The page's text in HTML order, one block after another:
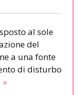
al sole
del
a una fonte
di disturbo
»